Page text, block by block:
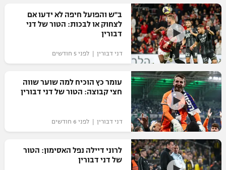
ב"ש והפועל חיפה לא ידעו אם
לצחוק או לבכות: הטור של דני
דבורין
דני דבורין | לפני 5 חודשים
עומר כץ הוכיח למה שוער שווה
חצי קבוצה: הטור של דני דבורין
דני דבורין | לפני 6 חודשים
לרוני דיילה נפל האסימון: הטור
של דני דבורין